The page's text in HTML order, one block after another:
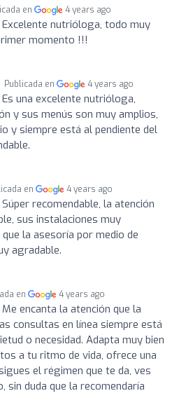
en 4 years ago
Excelente nutrióloga, todo muy
momento !!!
Publicada en 4 years ago
Es una excelente nutrióloga,
y sus menús son muy amplios,
y siempre está al pendiente del
en 4 years ago
Súper recomendable, la atención
sus instalaciones muy
la asesoría por medio de
agradable.
en 4 years ago
Me encanta la atención que la
consultas en línea siempre está
o necesidad. Adapta muy bien
a tu ritmo de vida, ofrece una
el régimen que te da, ves
duda que la recomendaría